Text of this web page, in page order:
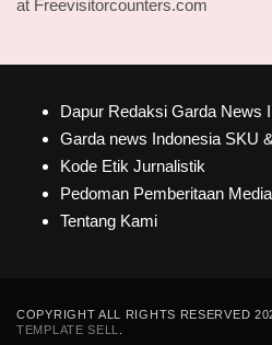
at Freevisitorcounters.com
Dapur Redaksi Garda News
Garda news Indonesia SKU
Kode Etik Jurnalistik
Pedoman Pemberitaan
Tentang Kami
COPYRIGHT ALL RIGHTS RESERVED
TEMPLATE SELL